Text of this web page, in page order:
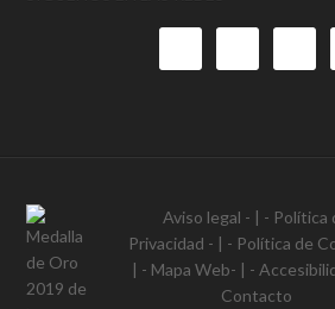
Aviso legal - | - Política
Privacidad - | - Política de
| - Mapa Web- | -
Contacto